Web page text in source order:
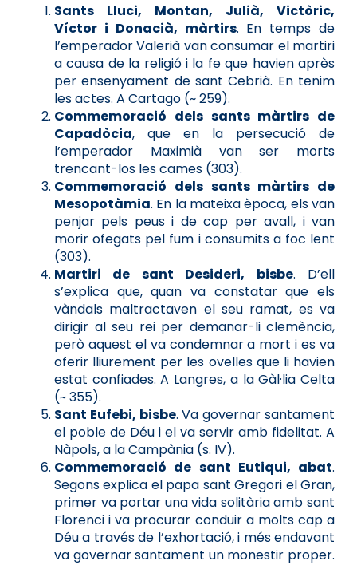
Sants Lluci, Montan, Julià, Victòric,
Víctor i Donacià, màrtirs. En temps de
l’emperador Valerià van consumar el martiri
a causa de la religió i la fe que havien après
per ensenyament de sant Cebrià. En tenim
les actes. A Cartago (~ 259).
Commemoració dels sants màrtirs de
Capadòcia, que en la persecució de
l’emperador Maximià van ser morts
trencant-los les cames (303).
Commemoració dels sants màrtirs de
Mesopotàmia. En la mateixa època, els van
penjar pels peus i de cap per avall, i van
morir ofegats pel fum i consumits a foc lent
(303).
Martiri de sant Desideri, bisbe. D’ell
s’explica que, quan va constatar que els
vàndals maltractaven el seu ramat, es va
dirigir al seu rei per demanar-li clemència,
però aquest el va condemnar a mort i es va
oferir lliurement per les ovelles que li havien
estat confiades. A Langres, a la Gàl·lia Celta
(~ 355).
Sant Eufebi, bisbe. Va governar santament
el poble de Déu i el va servir amb fidelitat. A
Nàpols, a la Campània (s. IV).
Commemoració de sant Eutiqui, abat.
Segons explica el papa sant Gregori el Gran,
primer va portar una vida solitària amb sant
Florenci i va procurar conduir a molts cap a
Déu a través de l’exhortació, i més endavant
va governar santament un monestir proper.